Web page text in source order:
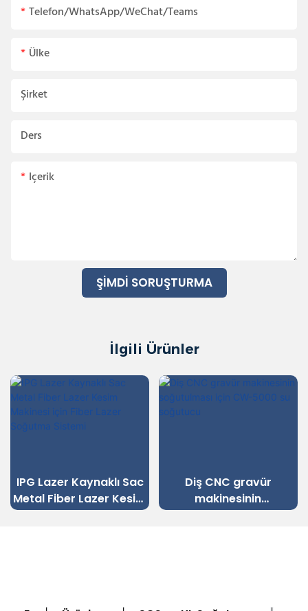
Telefon/WhatsApp/WeChat/Teams
Ülke
Şirket
Ders
Içerik
ŞIMDI SORUŞTURMA
İlgili Ürünler
IPG Lazer Kaynaklı Sac
Metal Fiber Lazer Kesim
Makinesi için Fiber Lazer
Diş CNC gravür
makinesinin
soğutulması için CW-